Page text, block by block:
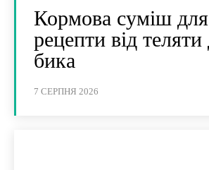
Кормова суміш
рецепти від теляти
бика
7 СЕРПНЯ 2026